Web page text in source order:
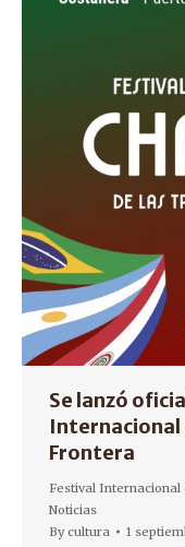
Se lanzó
Internacional
Frontera
Festival Internacional
Noticias
Bycultura 1